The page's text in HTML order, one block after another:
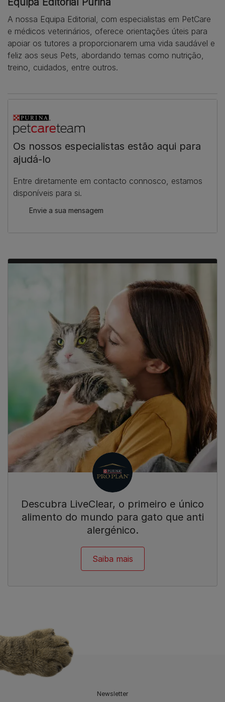
A nossa Equipa Editorial, com especialistas em PetCare
e médicos veterinários, oferece orientações úteis para
apoiar os tutores a proporcionarem uma vida saudável e
feliz aos seus Pets, abordando temas como nutrição,
treino, cuidados, entre outros.
Os nossos especialistas estão aqui para
ajudá-lo
Entre diretamente em contacto connosco, estamos
disponíveis para si.
Envie a sua mensagem
Descubra LiveClear, o primeiro e único
alimento do mundo para gato que anti
alergénico.
Saiba mais
Newsletter